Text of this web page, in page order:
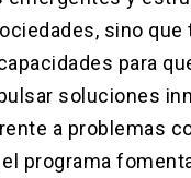
sino que
para
soluciones
a problemas
programa